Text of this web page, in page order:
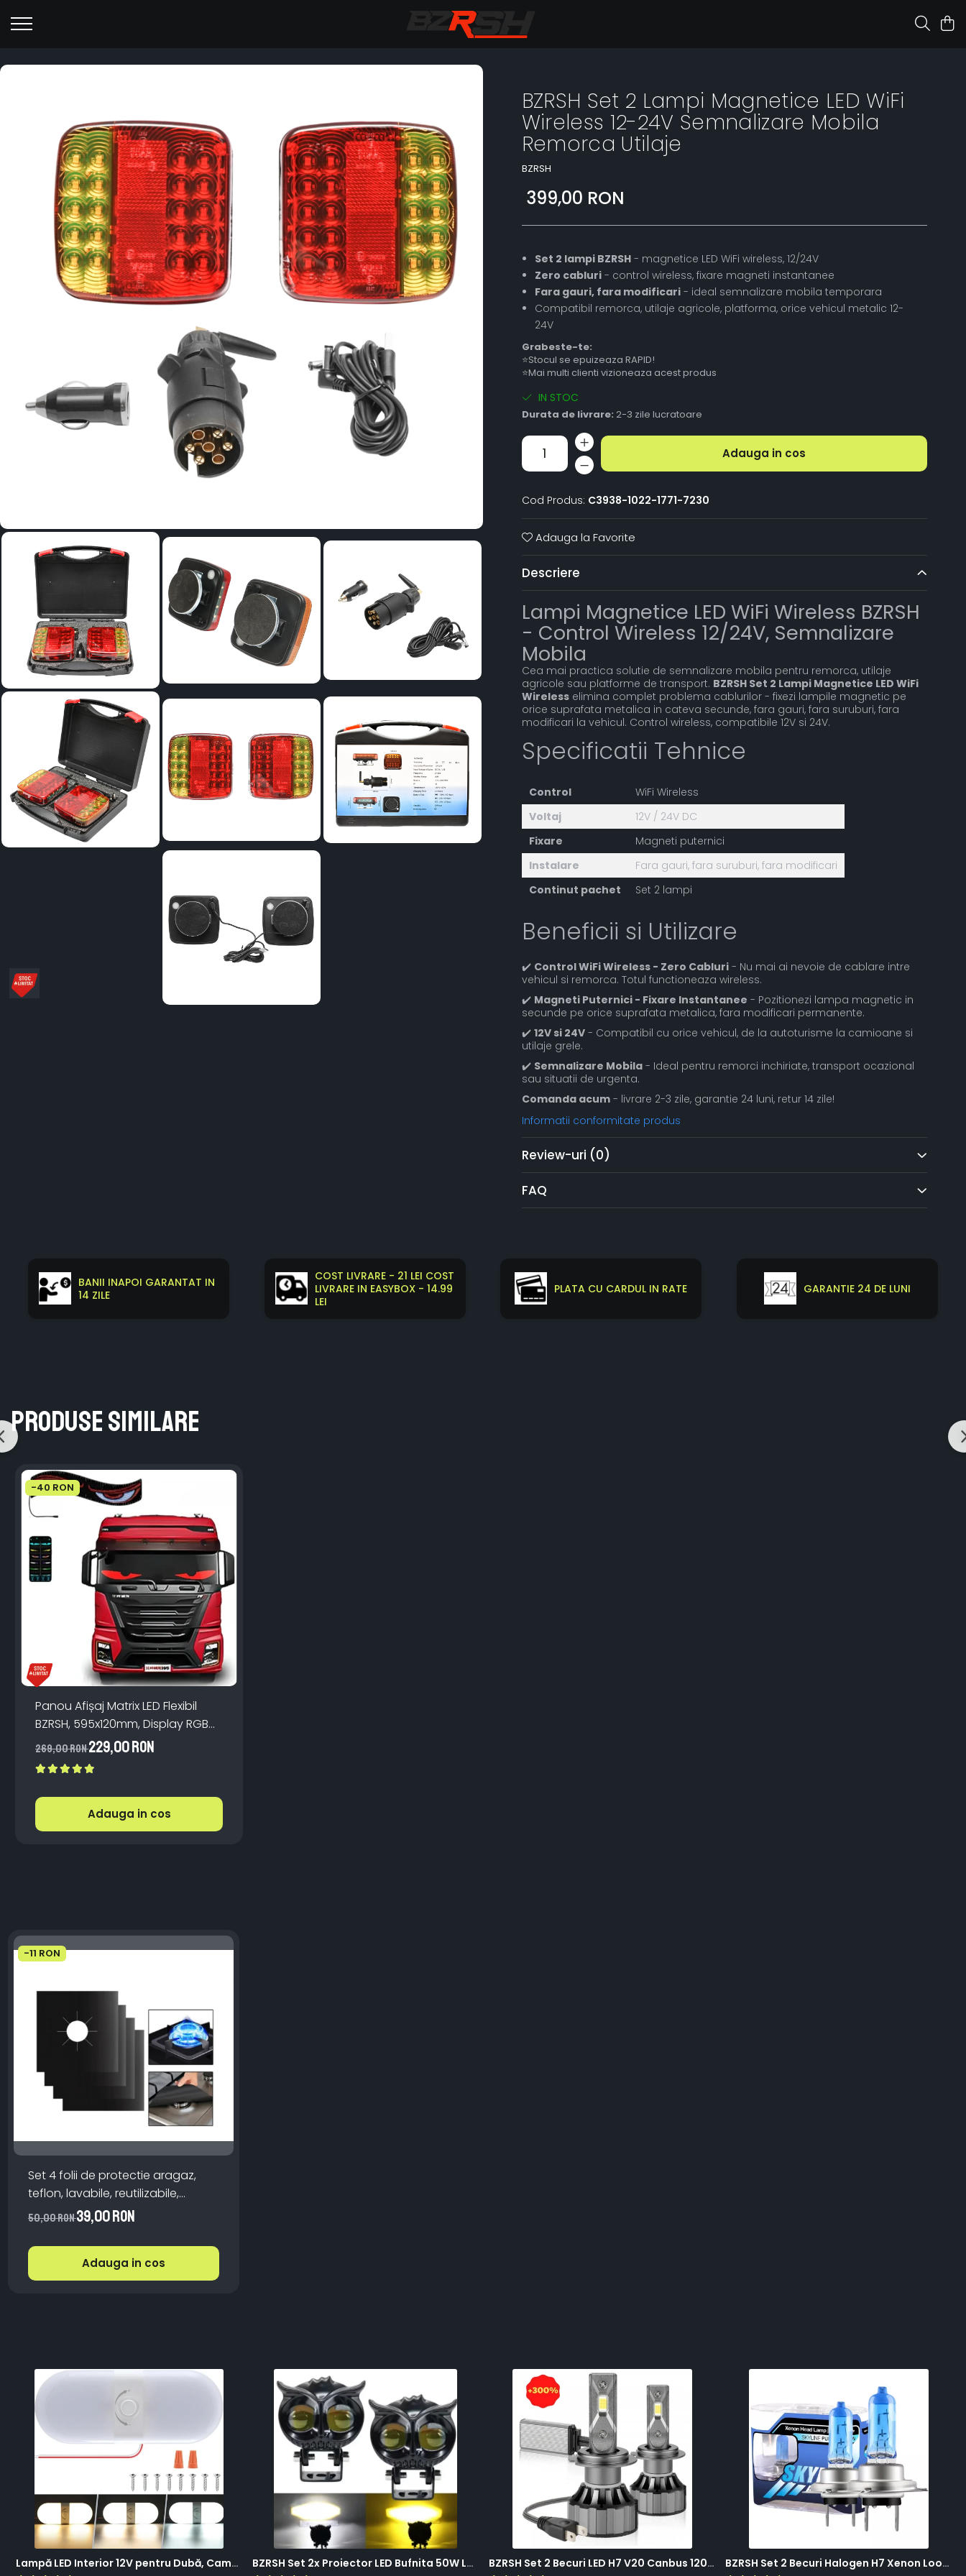
BZRSH Set 2 Lampi Magnetice LED WiFi
Wireless 12-24V Semnalizare Mobila
Remorca Utilaje
BZRSH
399,00 RON
Set 2 lampi BZRSH- magnetice LED WiFi wireless, 12/24V
Zero cabluri- control wireless, fixare magneti instantanee
Fara gauri, fara modificari- ideal semnalizare mobila temporara
Compatibil remorca, utilaje agricole, platforma, orice vehicul metalic 12-
24V
Grabeste-te:
⭐Stocul se epuizeaza RAPID!
⭐Mai multi clienti vizioneaza acest produs
IN STOC
Durata de livrare: 2-3 zile lucratoare
Adauga in cos
Cod Produs: C3938-1022-1771-7230
Adauga la Favorite
Descriere
Lampi Magnetice LED WiFi Wireless BZRSH
- Control Wireless 12/24V, Semnalizare
Mobila
Cea mai practica solutie de semnalizare mobila pentru remorca, utilaje
agricole sau platforme de transport. BZRSH Set 2 Lampi Magnetice LED WiFi
Wirelesselimina complet problema cablurilor - fixezi lampile magnetic pe
orice suprafata metalica in cateva secunde, fara gauri, fara suruburi, fara
modificari la vehicul. Control wireless, compatibile 12V si 24V.
Specificatii Tehnice
Control
WiFi Wireless
Voltaj
12V / 24V DC
Fixare
Magneti puternici
Instalare
Fara gauri, fara suruburi, fara modificari
Continut pachet
Set 2 lampi
Beneficii si Utilizare
✔️ Control WiFi Wireless - Zero Cabluri- Nu mai ai nevoie de cablare intre
vehicul si remorca. Totul functioneaza wireless.
✔️ Magneti Puternici - Fixare Instantanee - Pozitionezi lampa magnetic in
secunde pe orice suprafata metalica, fara modificari permanente.
✔️ 12V si 24V- Compatibil cu orice vehicul, de la autoturisme la camioane si
utilaje grele.
✔️ Semnalizare Mobila- Ideal pentru remorci inchiriate, transport ocazional
sau situatii de urgenta.
Comanda acum- livrare 2-3 zile, garantie 24 luni, retur 14 zile!
Informatii conformitate produs
Review-uri (0)
FAQ
BANII INAPOI GARANTAT IN
14 ZILE
COST LIVRARE - 21 LEI COST
LIVRARE IN EASYBOX - 14.99
LEI
PLATA CU CARDUL IN RATE GARANTIE 24 DE LUNI
Produse similare
-40 RON
Panou Afișaj Matrix LED Flexibil
BZRSH, 595x120mm, Display RGB
Dinamic, Control
Aplicație/Telecomandă, Mesaje
Personalizate și Devil Eyes,
Conectare USB
269,00 RON229,00 RON
Adauga in cos
-11 RON
Set 4 folii de protectie aragaz,
teflon, lavabile, reutilizabile,
Negru/Gri
50,00 RON39,00 RON
Adauga in cos
Lampă LED Interior 12V pentru Dubă, Camper și Rulotă - 180LED, 33 cm, 3 Temperaturii de Culoare, Intensitate Reglabilă, Iluminare Compartiment Marfă BZRSH Set 2x Proiector LED Bufnita 50W Lupa 2 Faze Alb-Galben 12-24V Moto ATV BZRSH Set 2 Becuri LED H7 V20 Canbus 120W 12000 Lumeni Alb Rece 6000K Fara Eroare BZRSH Set 2 Becuri Halogen H7 Xenon Look 12V 55W 5000K Lumina Alba